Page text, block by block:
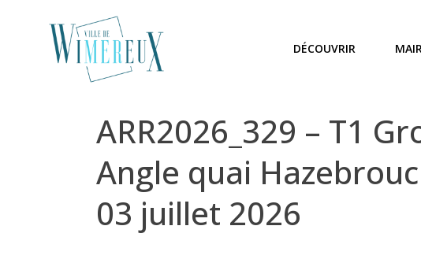
DÉCOUVRIR
ARR2026_329 – T1
Angle quai
03 juillet 2026